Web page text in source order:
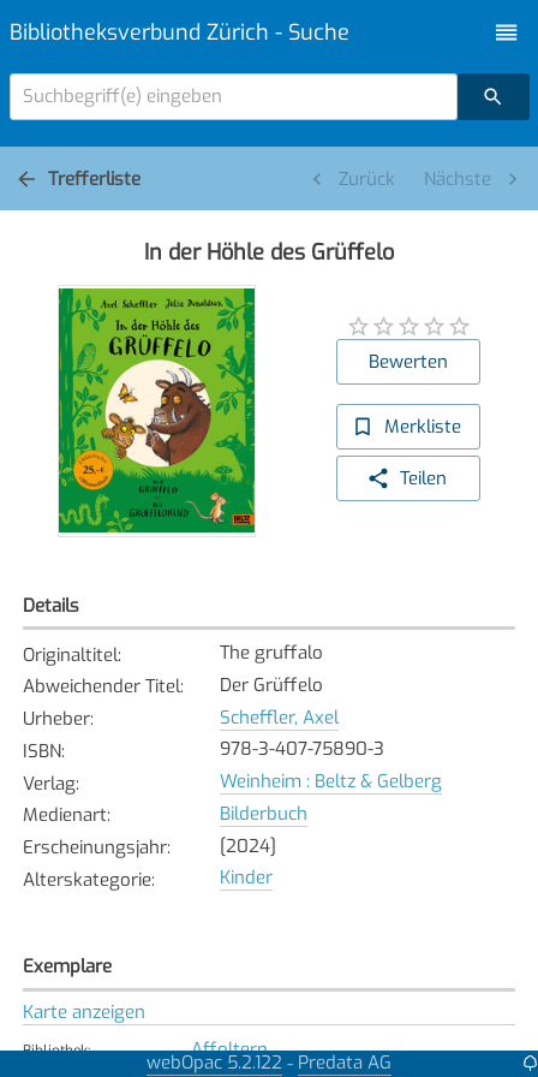
Bibliotheksverbund Zürich - Suche
Suchbegriff(e) eingeben
Trefferliste Zurück Nächste
In der Höhle des Grüffelo
Bewerten
Merkliste
Teilen
Details
Originaltitel:
The gruffalo
Abweichender Titel:
Der Grüffelo
Urheber:
Scheffler, Axel
ISBN:
978-3-407-75890-3
Verlag:
Weinheim : Beltz & Gelberg
Medienart:
Bilderbuch
Erscheinungsjahr:
[2024]
Alterskategorie: Kinder
Exemplare
Karte anzeigen
Bibliothek: Affoltern
webOpac 5.2.122 - Predata AG